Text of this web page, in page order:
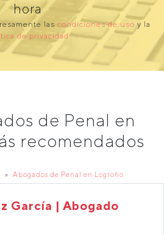
hora
las condiciones de uso y la
de privacidad
de Penal en
recomendados
Abogados de Penal en Logroño
García | Abogado